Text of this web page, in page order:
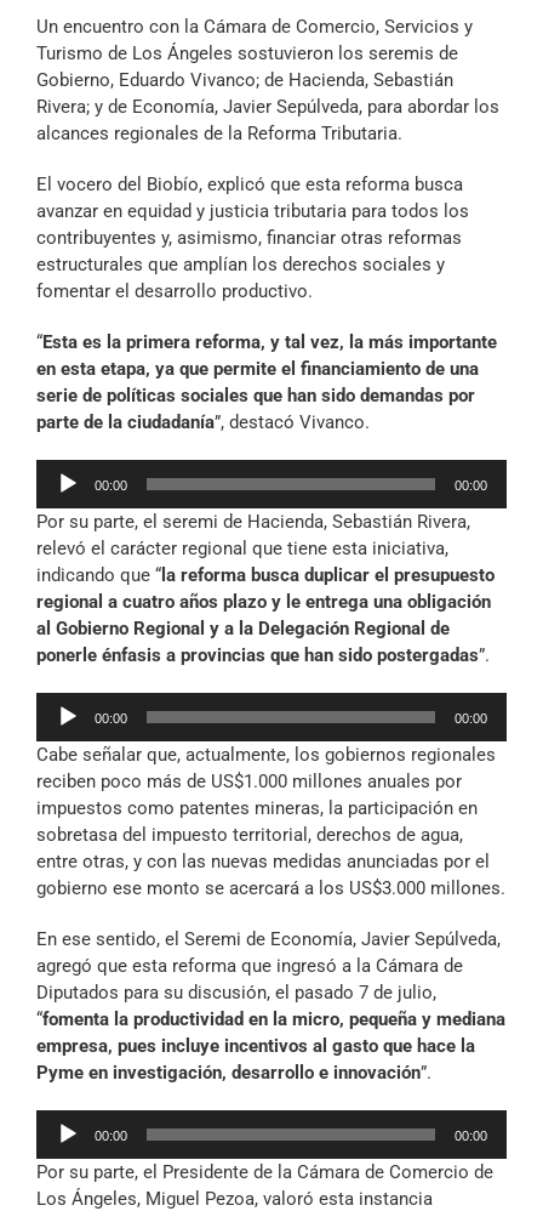
Archivo Sonoro
Un encuentro con la Cámara de Comercio, Servicios y
Turismo de Los Ángeles sostuvieron los seremis de
Gobierno, Eduardo Vivanco; de Hacienda, Sebastián
Rivera; y de Economía, Javier Sepúlveda, para abordar los
alcances regionales de la Reforma Tributaria.
El vocero del Biobío, explicó que esta reforma busca
avanzar en equidad y justicia tributaria para todos los
contribuyentes y, asimismo, financiar otras reformas
estructurales que amplían los derechos sociales y
fomentar el desarrollo productivo.
“Esta es la primera reforma, y tal vez, la más importante
en esta etapa, ya que permite el financiamiento de una
serie de políticas sociales que han sido demandas por
parte de la ciudadanía”, destacó Vivanco.
Reproductor
audio
00:00 00:00
Por su parte, el seremi de Hacienda, Sebastián Rivera,
relevó el carácter regional que tiene esta iniciativa,
indicando que “ la reforma busca duplicar el presupuesto
regional a cuatro años plazo y le entrega una obligación
al Gobierno Regional y a la Delegación Regional de
ponerle énfasis a provincias que han sido postergadas”.
Reproductor
audio
00:00 00:00
Cabe señalar que, actualmente, los gobiernos regionales
reciben poco más de US$1.000 millones anuales por
impuestos como patentes mineras, la participación en
sobretasa del impuesto territorial, derechos de agua,
entre otras, y con las nuevas medidas anunciadas por el
gobierno ese monto se acercará a los US$3.000 millones.
En ese sentido, el Seremi de Economía, Javier Sepúlveda,
agregó que esta reforma que ingresó a la Cámara de
Diputados para su discusión, el pasado 7 de julio,
“fomenta la productividad en la micro, pequeña y mediana
empresa, pues incluye incentivos al gasto que hace la
Pyme en investigación, desarrollo e innovación”.
Reproductor
audio
00:00 00:00
Por su parte, el Presidente de la Cámara de Comercio de
Los Ángeles, Miguel Pezoa, valoró esta instancia